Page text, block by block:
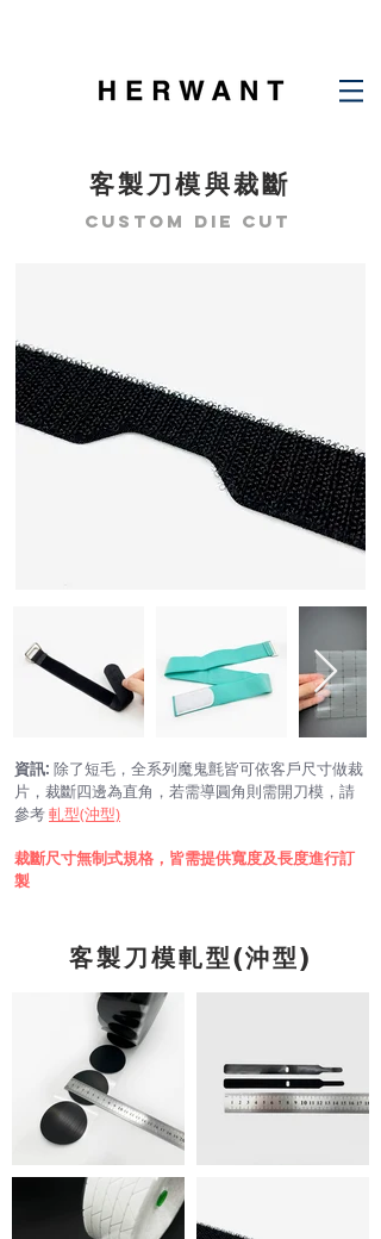
客製刀模與裁斷
Custom die cut
資訊: 除了短毛，全系列魔鬼氈皆可依客戶尺寸做裁
片，裁斷四邊為直角，若需導圓角則需開刀模，請
參考軋型(沖型)
裁斷尺寸無制式規格，皆需提供寬度及長度進行訂
製
客製刀模軋型(沖型)